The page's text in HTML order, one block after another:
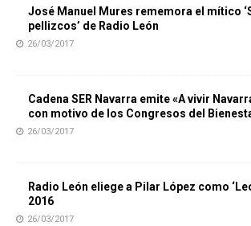
José Manuel Mures rememora el mítico
pellizcos’ de Radio León
26/03/2017
Cadena SER Navarra emite «A vivir
con motivo de los Congresos del
26/03/2017
Radio León eliege a Pilar López como
2016
26/03/2017